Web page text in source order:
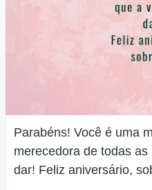
Parabéns! Você é uma
merecedora de todas
dar! Feliz aniversário,